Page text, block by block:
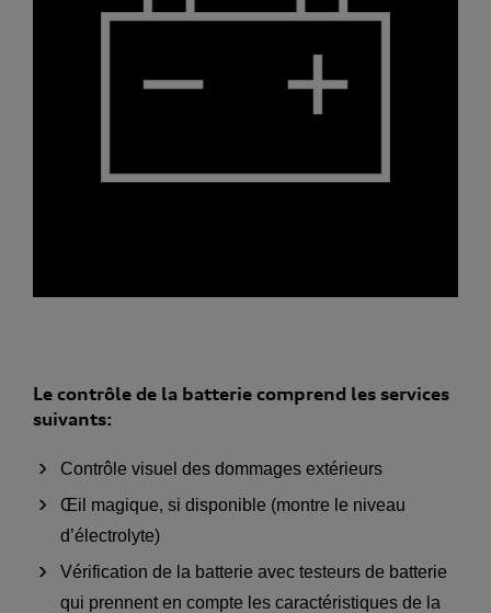
Le contrôle de la batterie comprend les services
suivants:
Contrôle visuel des dommages extérieurs
Œil magique, si disponible (montre le niveau
d’électrolyte)
Vérification de la batterie avec testeurs de batterie
qui prennent en compte les caractéristiques de la